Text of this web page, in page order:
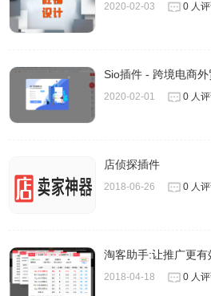
2020-02-03 0 人
Sio插件 - 跨境电商
2020-02-01 0 人
店侦探插件
2018-06-26 0 人
淘客助手:让推广更有
2018-04-18 0 人